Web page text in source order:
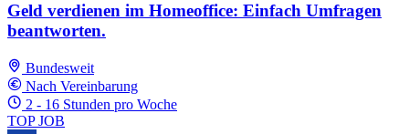
Geld verdienen im Homeoffice: Einfach Umfragen
beantworten.
Bundesweit
Nach Vereinbarung
2 - 16 Stunden pro Woche
TOP JOB